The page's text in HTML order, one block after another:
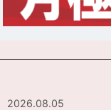
2026.08.05